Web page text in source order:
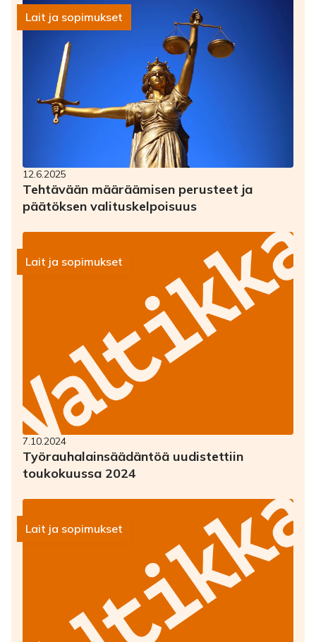
Lait ja sopimukset
12.6.2025
Tehtävään määräämisen perusteet ja
päätöksen valituskelpoisuus
Lait ja sopimukset
7.10.2024
Työrauhalainsäädäntöä uudistettiin
toukokuussa 2024
Lait ja sopimukset